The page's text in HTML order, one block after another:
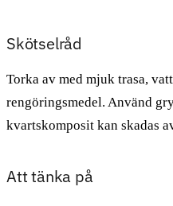
Skötselråd
Torka av med mjuk trasa,
rengöringsmedel. Använd
kvartskomposit kan skadas
Att tänka på